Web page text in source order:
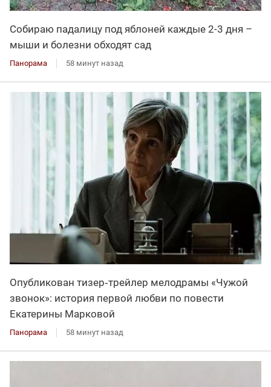
Собираю падалицу под яблоней каждые 2-3 дня –
мыши и болезни обходят сад
Панорама 58 минут назад
Опубликован тизер‑трейлер мелодрамы «Чужой
звонок»: история первой любви по повести
Екатерины Марковой
Панорама 58 минут назад